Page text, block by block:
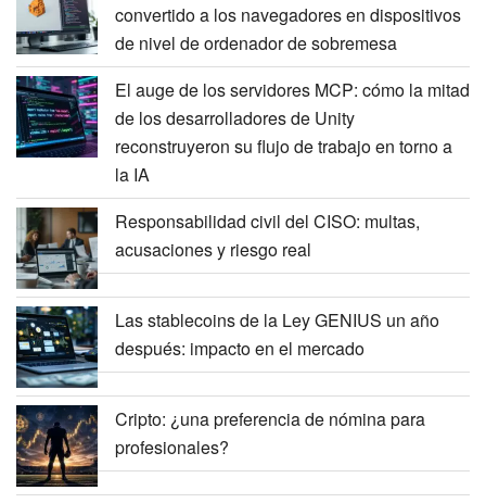
convertido a los navegadores en dispositivos
de nivel de ordenador de sobremesa
El auge de los servidores MCP: cómo la mitad
de los desarrolladores de Unity
reconstruyeron su flujo de trabajo en torno a
la IA
Responsabilidad civil del CISO: multas,
acusaciones y riesgo real
Las stablecoins de la Ley GENIUS un año
después: impacto en el mercado
Cripto: ¿una preferencia de nómina para
profesionales?